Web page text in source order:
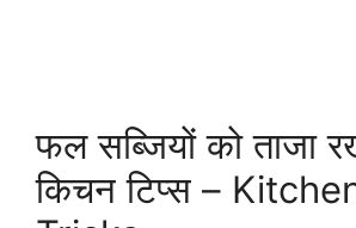
फल सब्जियों को ताजा
किचन टिप्स –